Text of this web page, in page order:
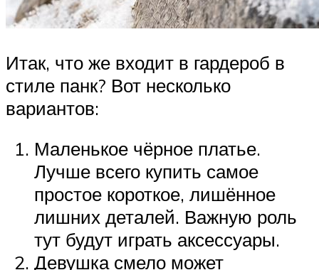
Итак, что же входит в гардероб в
стиле панк? Вот несколько
вариантов:
Маленькое чёрное платье.
Лучше всего купить самое
простое короткое, лишённое
лишних деталей. Важную роль
тут будут играть аксессуары.
Девушка смело может